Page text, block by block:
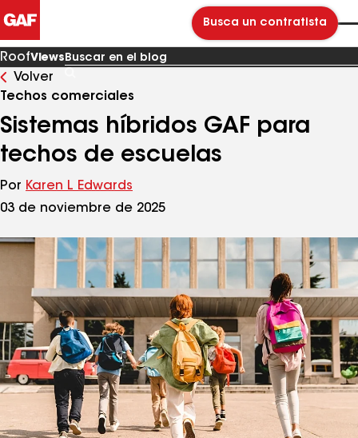
Busca un contratista
RoofViews
en
blog
Volver
Techos comerciales
Sistemas híbridos GAF para
techos de escuelas
Por Karen L Edwards
03 de noviembre de 2025